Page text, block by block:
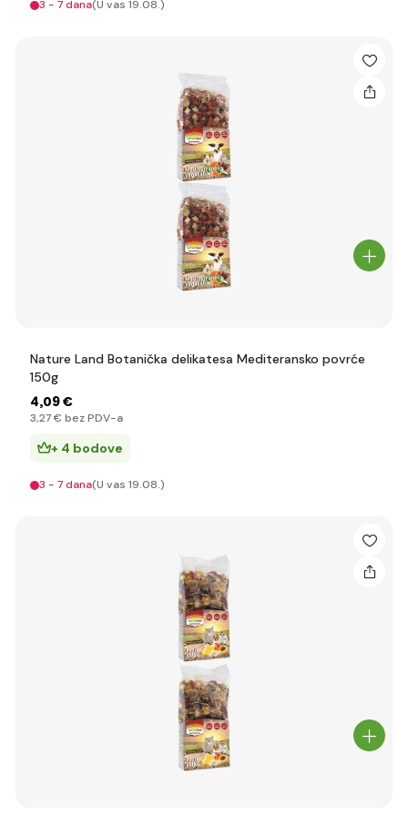
3 - 7 dana(U vas 19.08.)
Nature Land Botanička delikatesa Mediteransko povrće
150g
4,09 €
3,27 € bez PDV-a
+ 4 bodove
3 - 7 dana(U vas 19.08.)